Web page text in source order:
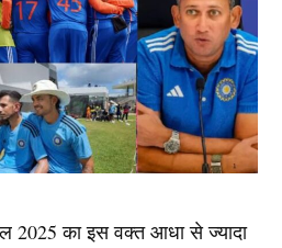
2025 का इस वक्त आधा से ज्यादा